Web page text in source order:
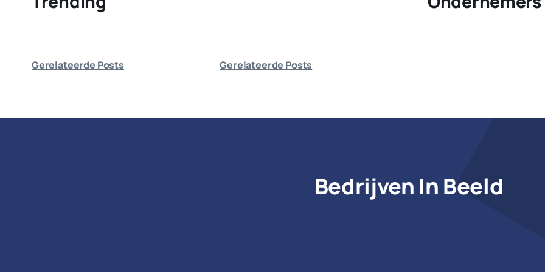
Gerelateerde Posts Gerelateerde Posts
Bedrijven In Beeld